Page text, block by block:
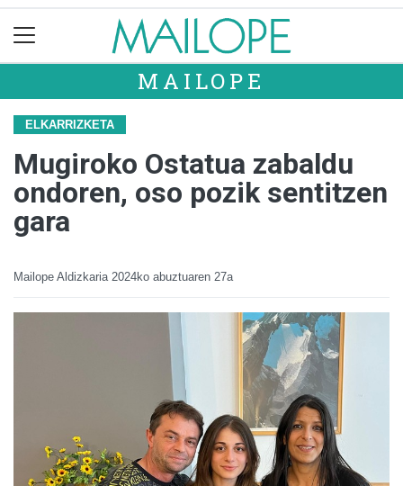
MAILOPE
ELKARRIZKETA
Mugiroko Ostatua zabaldu
ondoren, oso pozik sentitzen
gara
Mailope Aldizkaria 2024ko abuztuaren 27a